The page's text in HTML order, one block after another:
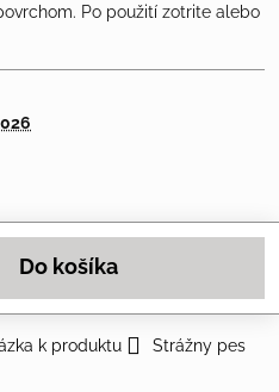
Po použití zotrite alebo
Do košíka
k produktu
Strážny pes